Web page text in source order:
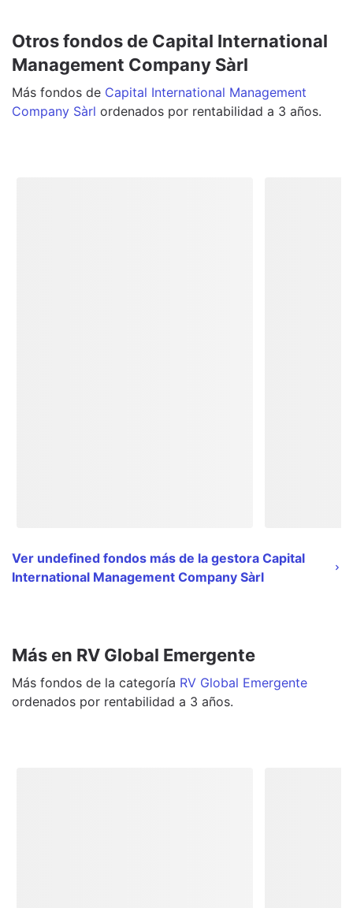
Otros fondos de Capital International
Management Company Sàrl
Más fondos de Capital International Management
Company Sàrl ordenados por rentabilidad a 3 años.
Ver undefined fondos más de la gestora Capital
International Management Company Sàrl
Más en RV Global Emergente
Más fondos de la categoría RV Global Emergente
ordenados por rentabilidad a 3 años.